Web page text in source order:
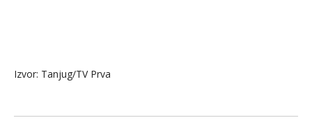
Izvor: Tanjug/TV Prva